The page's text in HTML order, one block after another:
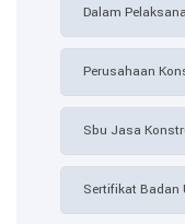
Dalam
Perusahaan
Sbu Jasa
Sertifikat Badan